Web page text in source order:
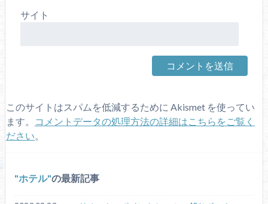
サイト
このサイトはスパムを低減するために Akismet を使ってい
ます。
コメントデータの処理方法の詳細はこちらをご覧く
ださい
ホテル の最新記事